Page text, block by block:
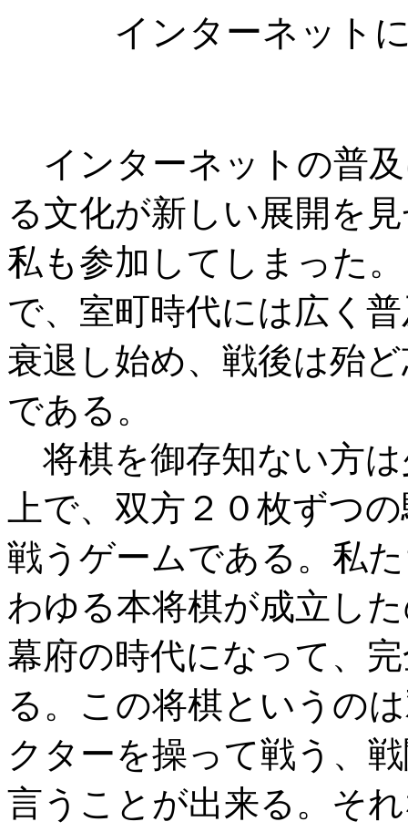
インターネット
インターネットの普
る文化が新しい展開を
私も参加してしまった
で、室町時代には広く
衰退し始め、戦後は殆
である。
将棋を御存知ない方
上で、双方２０枚ずつ
戦うゲームである。私
わゆる本将棋が成立し
幕府の時代になって、
る。この将棋というの
クターを操って戦う、
言うことが出来る。そ